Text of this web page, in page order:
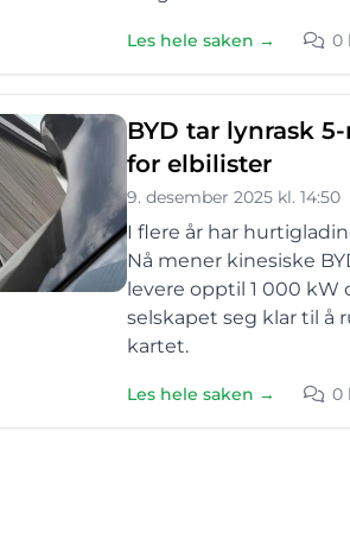
Les hele saken → 0
BYD tar lynrask
for elbilister
9. desember 2025 kl. 14:50
I flere år har
Nå mener kinesiske
levere opptil 1 000
selskapet seg klar til å
kartet.
Les hele saken → 0